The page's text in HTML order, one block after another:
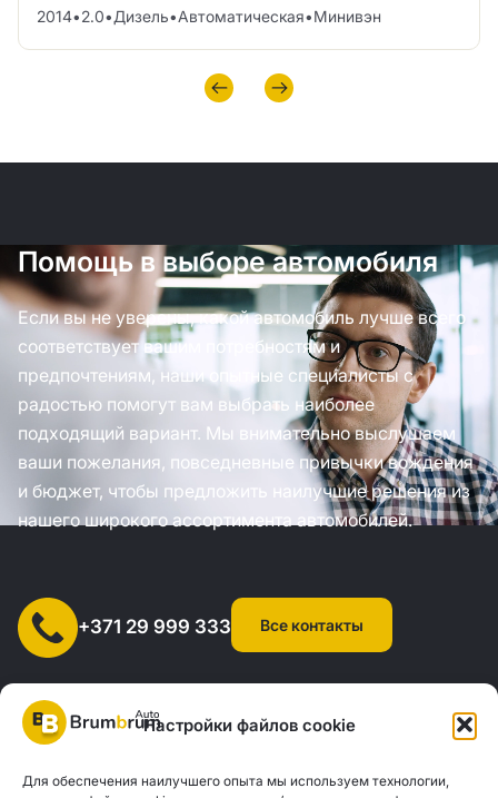
Настройки файлов cookie
Для обеспечения наилучшего опыта мы используем технологии,
2014•2.0•Дизель•Автоматическая•Минивэн
Помощь в выборе автомобиля
Если вы не уверены, какой автомобиль лучше всего
соответствует вашим потребностям и
предпочтениям, наши опытные специалисты с
радостью помогут вам выбрать наиболее
подходящий вариант. Мы внимательно выслушаем
ваши пожелания, повседневные привычки вождения
и бюджет, чтобы предложить наилучшие решения из
нашего широкого ассортимента автомобилей.
+371 29 999 333 Все контакты